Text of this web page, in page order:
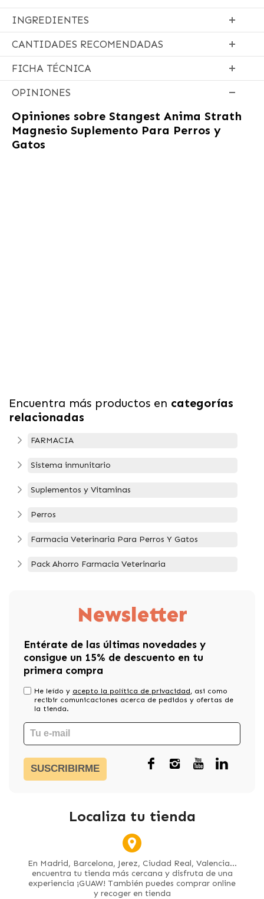
INGREDIENTES
CANTIDADES RECOMENDADAS
FICHA TÉCNICA
OPINIONES
Opiniones sobre Stangest Anima Strath
Magnesio Suplemento Para Perros y
Gatos
Encuentra más productos en categorías
relacionadas
FARMACIA
Sistema inmunitario
Suplementos y Vitaminas
Perros
Farmacia Veterinaria Para Perros Y Gatos
Pack Ahorro Farmacia Veterinaria
Newsletter
Entérate de las últimas novedades y
consigue un 15% de descuento en tu
primera compra
He leído y acepto la política de privacidad, asi como
recibir comunicaciones acerca de pedidos y ofertas de
la tienda.
SUSCRIBIRME
Localiza tu tienda
En Madrid, Barcelona, Jerez, Ciudad Real, Valencia...
encuentra tu tienda más cercana y disfruta de una
experiencia ¡GUAW! También puedes comprar online
y recoger en tienda